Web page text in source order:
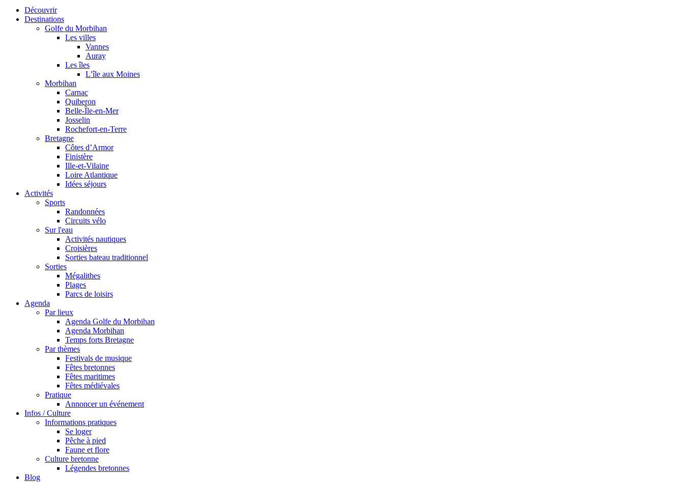
Découvrir
Destinations
Golfe du Morbihan
Les villes
Vannes
Auray
Les îles
L’île aux Moines
Morbihan
Carnac
Quiberon
Belle-Île-en-Mer
Josselin
Rochefort-en-Terre
Bretagne
Côtes d’Armor
Finistère
Ille-et-Vilaine
Loire Atlantique
Idées séjours
Activités
Sports
Randonnées
Circuits vélo
Sur l'eau
Activités nautiques
Croisières
Sorties bateau traditionnel
Sorties
Mégalithes
Plages
Parcs de loisirs
Agenda
Par lieux
Agenda Golfe du Morbihan
Agenda Morbihan
Temps forts Bretagne
Par thèmes
Festivals de musique
Fêtes bretonnes
Fêtes maritimes
Fêtes médiévales
Pratique
Annoncer un événement
Infos / Culture
Informations pratiques
Se loger
Pêche à pied
Faune et flore
Culture bretonne
Légendes bretonnes
Blog